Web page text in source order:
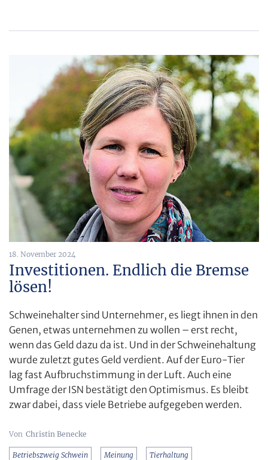
18. November 2024
Investitionen. Endlich die Bremse
lösen!
Schweinehalter sind Unternehmer, es liegt ihnen in den
Genen, etwas unternehmen zu wollen – erst recht,
wenn das Geld dazu da ist. Und in der Schweinehaltung
wurde zuletzt gutes Geld verdient. Auf der Euro-Tier
lag fast Aufbruchstimmung in der Luft. Auch eine
Umfrage der ISN bestätigt den Optimismus. Es bleibt
zwar dabei, dass viele Betriebe aufgegeben werden.
Christin Benecke
Betriebszweig Schwein Meinung Tierhaltung